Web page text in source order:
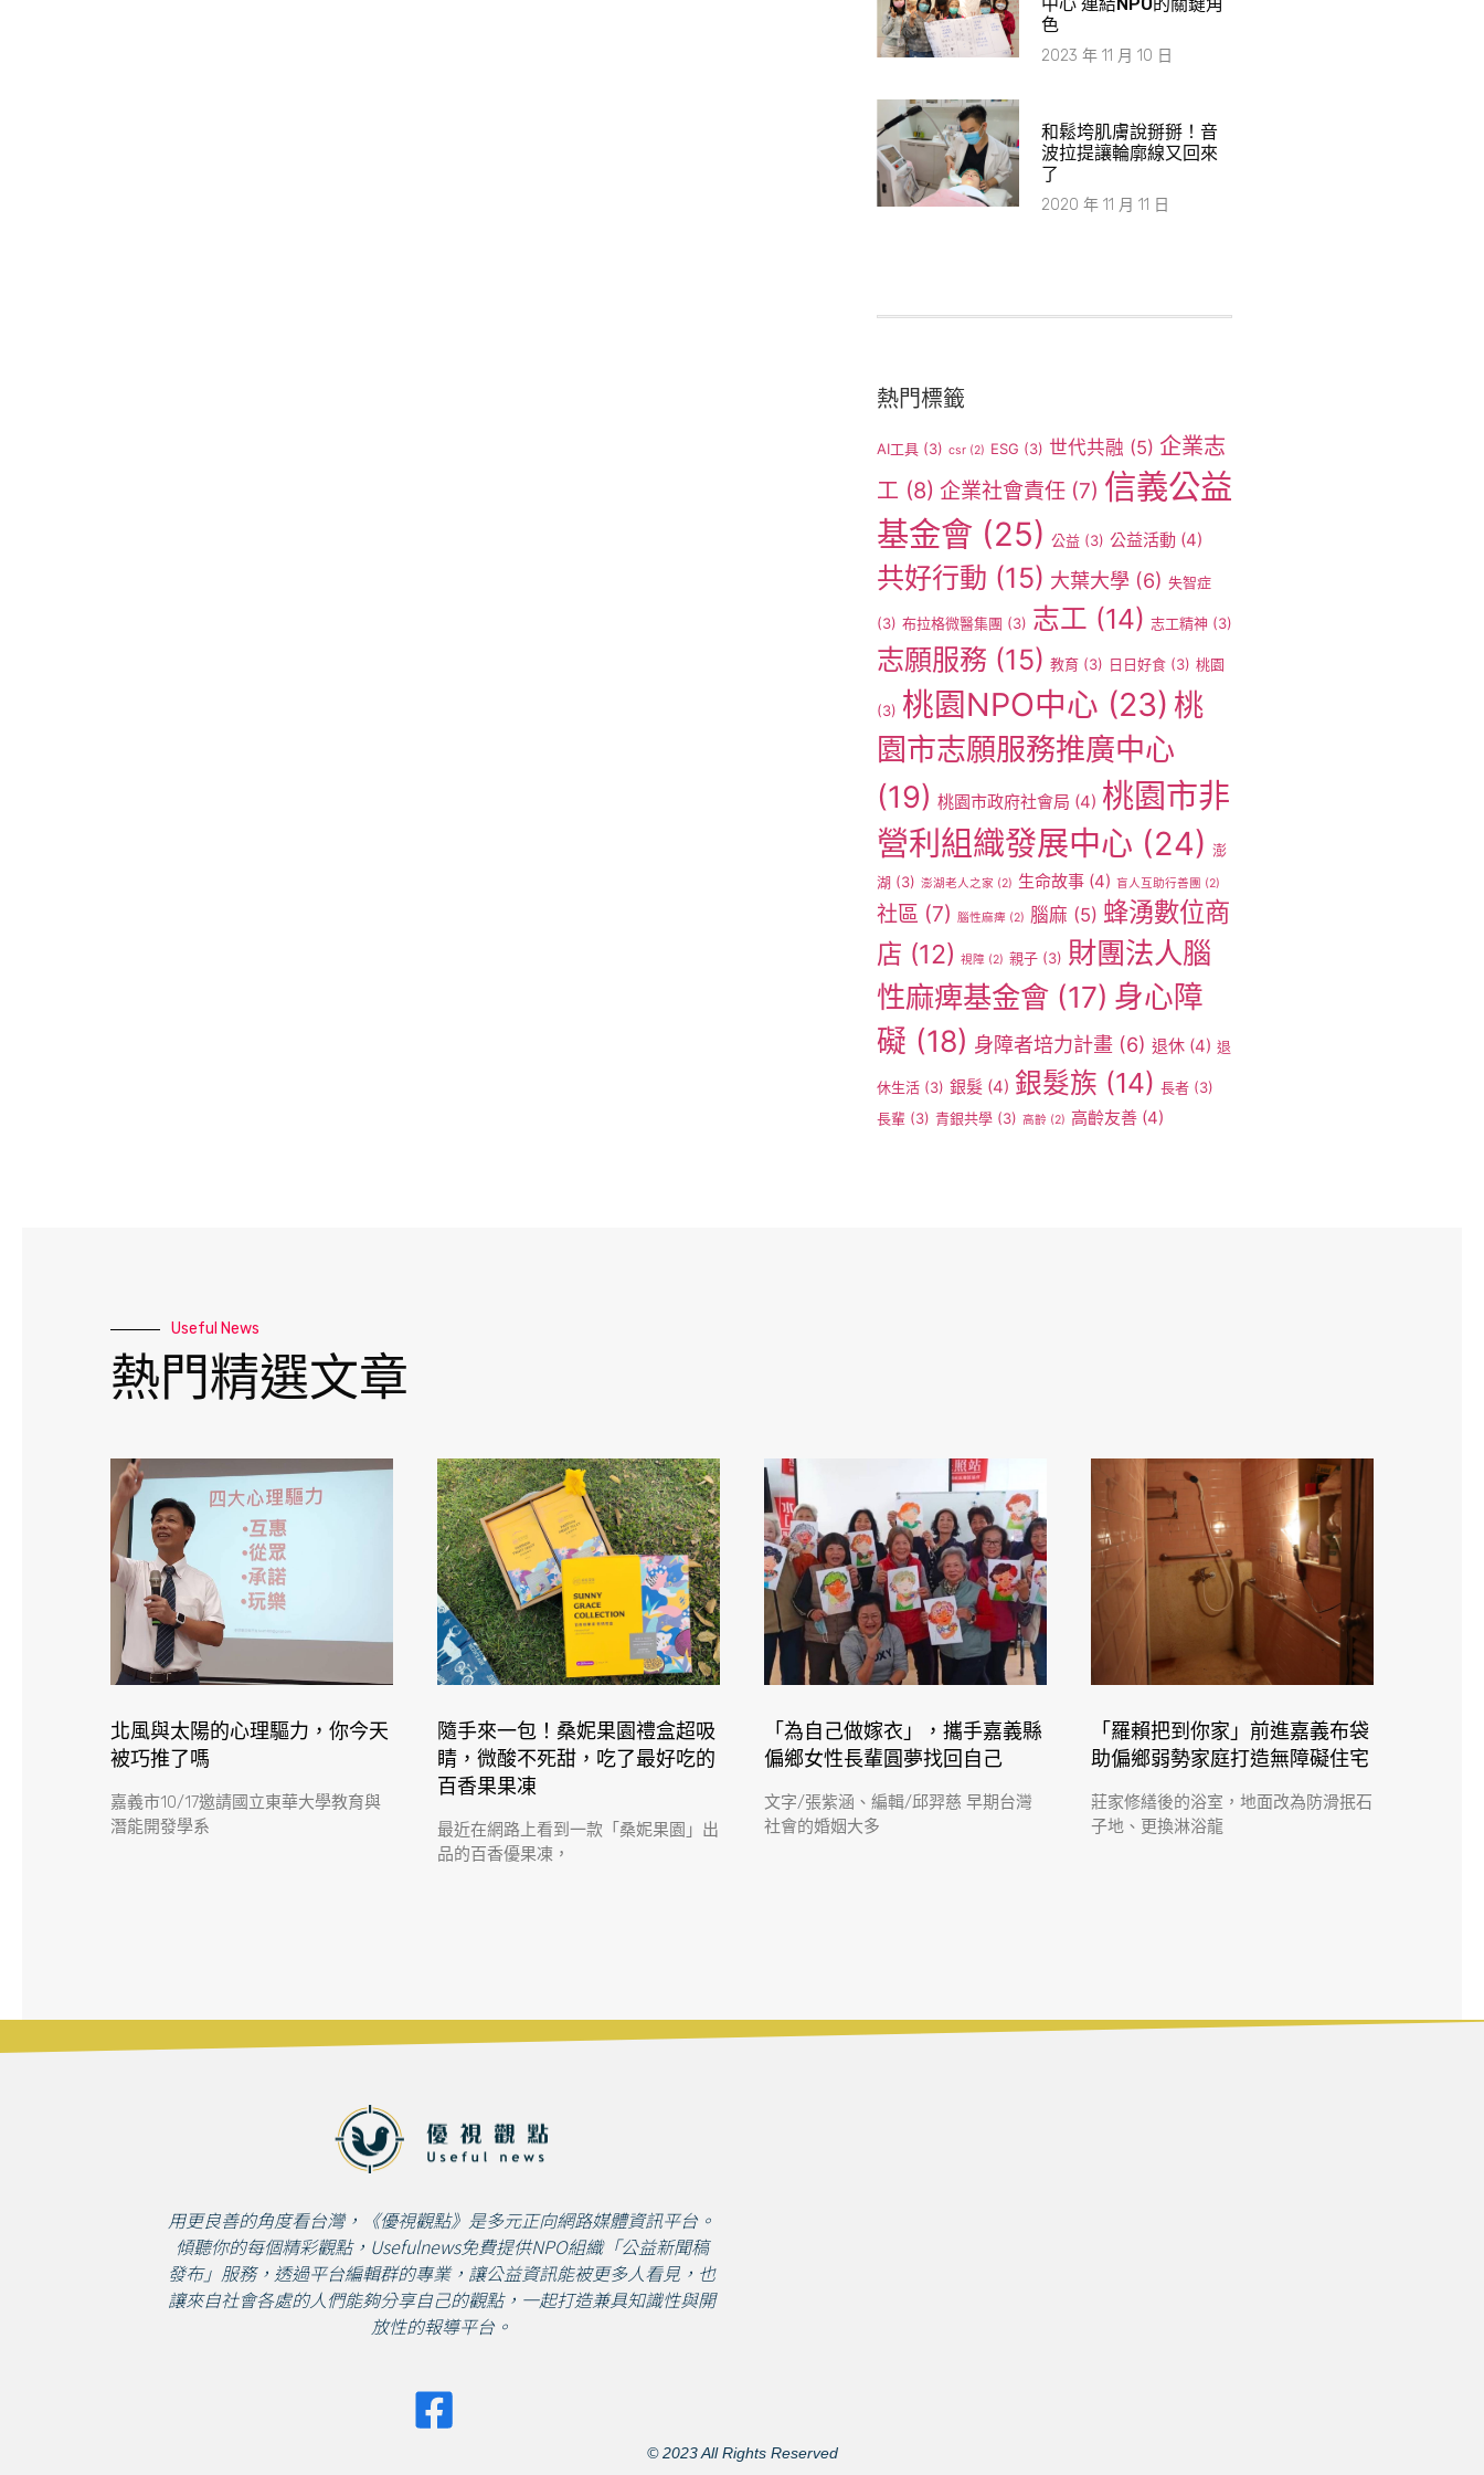
色
2023 年 11 月 10 日
和鬆垮肌膚說掰掰！音
波拉提讓輪廓線又回來
了
2020 年 11 月 11 日
熱門標籤
AI工具 (3) csr (2) ESG (3) 世代共融 (5) 企業志
工 (8) 企業社會責任 (7) 信義公益
基金會 (25) 公益 (3) 公益活動 (4)
共好行動 (15) 大葉大學 (6) 失智症
(3) 布拉格微醫集團 (3) 志工 (14) 志工精神 (3)
志願服務 (15) 教育 (3) 日日好食 (3) 桃園
(3) 桃園NPO中心 (23) 桃
園市志願服務推廣中心
(19) 桃園市政府社會局 (4) 桃園市非
營利組織發展中心 (24) 澎
湖 (3) 澎湖老人之家 (2) 生命故事 (4) 盲人互助行善團 (2)
社區 (7) 腦性麻痺 (2) 腦麻 (5) 蜂湧數位商
店 (12) 視障 (2) 親子 (3) 財團法人腦
性麻痺基金會 (17) 身心障
礙 (18) 身障者培力計畫 (6) 退休 (4) 退
休生活 (3) 銀髮 (4) 銀髮族 (14) 長者 (3)
長輩 (3) 青銀共學 (3) 高齡 (2) 高齡友善 (4)
Useful News
熱門精選文章
北風與太陽的心理驅力，你今天
被巧推了嗎
嘉義市10/17邀請國立東華大學教育與
潛能開發學系
隨手來一包！桑妮果園禮盒超吸
睛，微酸不死甜，吃了最好吃的
百香果果凍
最近在網路上看到一款「桑妮果園」出
品的百香優果凍，
「為自己做嫁衣」，攜手嘉義縣
偏鄉女性長輩圓夢找回自己
文字/張紫涵、編輯/邱羿慈 早期台灣
社會的婚姻大多
「羅賴把到你家」前進嘉義布袋
助偏鄉弱勢家庭打造無障礙住宅
莊家修繕後的浴室，地面改為防滑抿石
子地、更換淋浴龍
用更良善的角度看台灣，《優視觀點》是多元正向網路媒體資訊平台。
傾聽你的每個精彩觀點，Usefulnews免費提供NPO組織「公益新聞稿
發布」服務，透過平台編輯群的專業，讓公益資訊能被更多人看見，也
讓來自社會各處的人們能夠分享自己的觀點，一起打造兼具知識性與開
放性的報導平台。
© 2023 All Rights Reserved